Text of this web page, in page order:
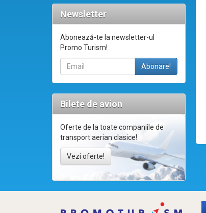
Newsletter
Abonează-te la newsletter-ul
Promo Turism!
Bilete de avion
Oferte de la toate companiile de
transport aerian clasice!
Vezi oferte!